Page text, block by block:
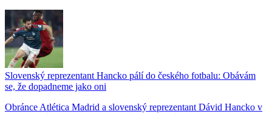
Slovenský reprezentant Hancko pálí do českého fotbalu: Obávám
se, že dopadneme jako oni
Obránce Atlética Madrid a slovenský reprezentant Dávid Hancko v